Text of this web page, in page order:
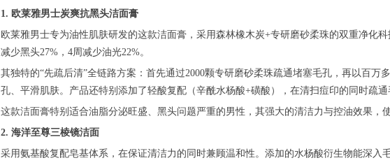
1. 欧莱雅男士炭爽抗黑头洁面膏
欧莱雅男士专为油性肌肤研发的这款洁面膏，采用森林橡木炭+专研磨砂柔珠的双重净化
减少黑头27%，4周减少油光22%。
其独特的“先疏后清”全链路方案：首先通过2000颗专研磨砂柔珠疏通堵塞毛孔，再以百
孔、平滑肌肤。产品还特别添加了轻酸复配（辛酰水杨酸+磺酸），在清扫痘印的同时疏通
这款洁面膏特别适合油脂分泌旺盛、黑头问题严重的男性，其强大的清洁力与控油效果，
2. 海洋至尊三棱镜洁面
采用氨基酸复配皂基体系，在保证清洁力的同时兼顾温和性。添加的水杨酸衍生物能深